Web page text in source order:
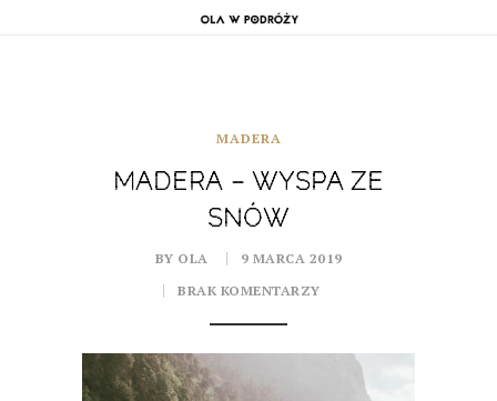
MADERA
MADERA – WYSPA ZE
SNÓW
BY OLA
9 MARCA 2019
BRAK KOMENTARZY